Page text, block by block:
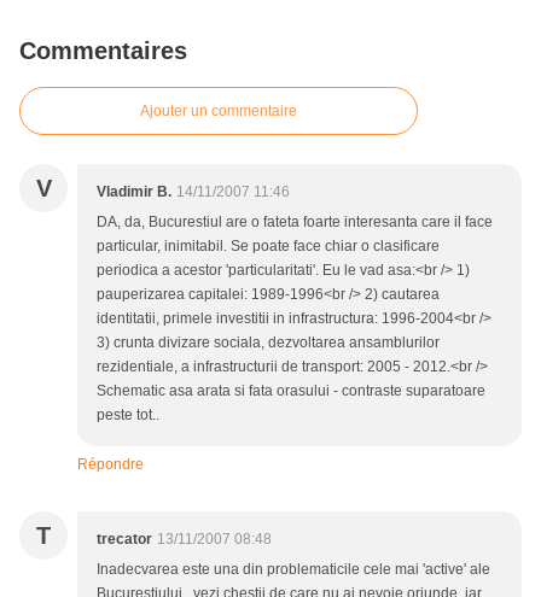
Commentaires
Ajouter un commentaire
V Vladimir B. 14/11/2007 11:46
DA, da, Bucurestiul are o fateta foarte interesanta care il face
particular, inimitabil. Se poate face chiar o clasificare
periodica a acestor 'particularitati'. Eu le vad asa:<br /> 1)
pauperizarea capitalei: 1989-1996<br /> 2) cautarea
identitatii, primele investitii in infrastructura: 1996-2004<br />
3) crunta divizare sociala, dezvoltarea ansamblurilor
rezidentiale, a infrastructurii de transport: 2005 - 2012.<br />
Schematic asa arata si fata orasului - contraste suparatoare
peste tot..
Répondre
T trecator 13/11/2007 08:48
Inadecvarea este una din problematicile cele mai 'active' ale
Bucurestiului...vezi chestii de care nu ai nevoie oriunde, iar